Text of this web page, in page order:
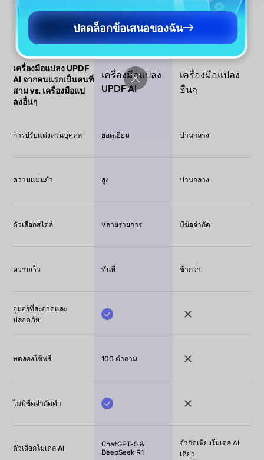
เครื่องมือแปลง UPDF
AI จากคนแรกเป็นคนที่
สาม vs. เครื่องมือแป
ลงอื่นๆ
เครื่องมือแปลง
UPDF AI
เครื่องมือแปลง
อื่นๆ
การปรับแต่งส่วนบุคคล ยอดเยี่ยม ปานกลาง
ความแม่นยำ สูง ปานกลาง
ตัวเลือกสไตล์ หลายรายการ มีข้อจำกัด
ความเร็ว ทันที ช้ากว่า
ฮูมอร์ที่สะอาดและ
ปลอดภัย
ทดลองใช้ฟรี 100 คำถาม
ไม่มีขีดจำกัดคำ
ตัวเลือกโมเดล AI
ChatGPT-5 &
DeepSeek R1
จำกัดเพียงโมเดล AI
เดียว
ปลดล็อกข้อเสนอของฉัน